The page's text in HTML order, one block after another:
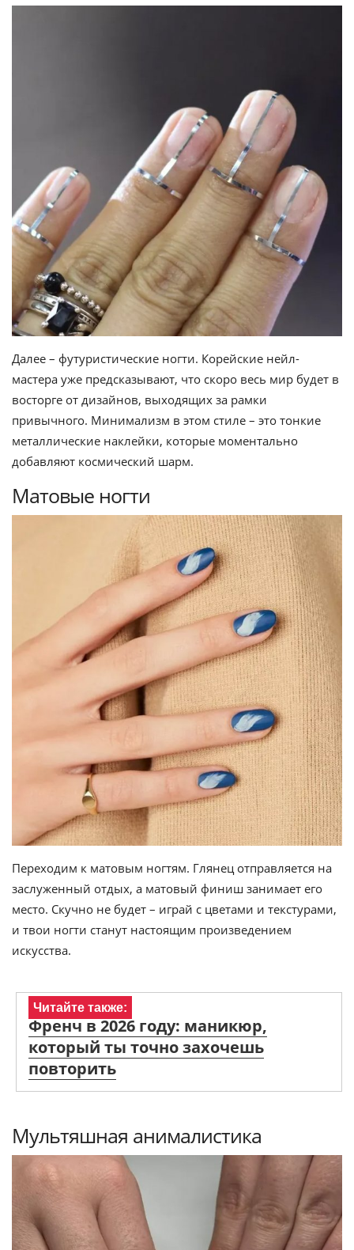
Далее – футуристические ногти. Корейские нейл-
мастера уже предсказывают, что скоро весь мир будет в
восторге от дизайнов, выходящих за рамки
привычного. Минимализм в этом стиле – это тонкие
металлические наклейки, которые моментально
добавляют космический шарм.
Матовые ногти
Переходим к матовым ногтям. Глянец отправляется на
заслуженный отдых, а матовый финиш занимает его
место. Скучно не будет – играй с цветами и текстурами,
и твои ногти станут настоящим произведением
искусства.
Читайте также:
Френч в 2026 году: маникюр,
который ты точно захочешь
повторить
Мультяшная анималистика